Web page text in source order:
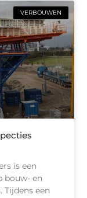
VERBOUWEN
is een
bouw- en
een